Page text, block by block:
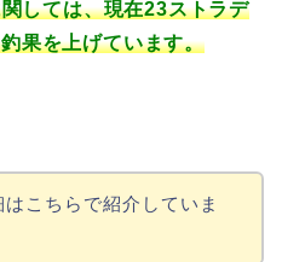
しては、現在23ストラデ
果を上げています。
こちらで紹介していま